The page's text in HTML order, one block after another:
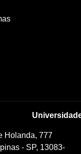
Holanda, 777
- SP, 13083-